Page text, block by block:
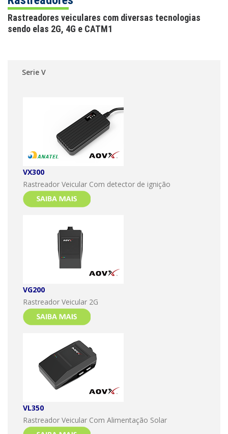
Rastreadores veiculares com diversas tecnologias
sendo elas 2G, 4G e CATM1
Serie V
VX300
Rastreador Veicular Com detector de ignição
VG200
Rastreador Veicular 2G
VL350
Rastreador Veicular Com Alimentação Solar